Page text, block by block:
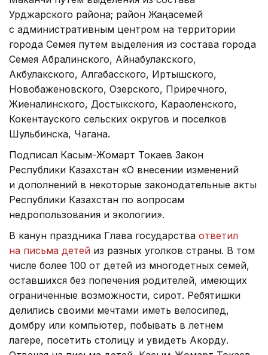
Урджарского района; район Жаңасемей
с административным центром на территории
города Семея путем выделения из состава города
Семея Абралинского, Айнабулакского,
Акбулакского, Алгабасского, Иртышского,
Новобаженовского, Озерского, Приречного,
Жиеналинского, Достыкского, Караоленского,
Кокентауского сельских округов и поселков
Шульбинска, Чагана.
Подписал Касым-Жомарт Токаев Закон
Республики Казахстан «О внесении изменений
и дополнений в некоторые законодательные акты
Республики Казахстан по вопросам
недропользования и экологии».
В канун праздника Глава государства ответил
на письма детей из разных уголков страны. В том
числе более 100 от детей из многодетных семей,
оставшихся без попечения родителей, имеющих
ограниченные возможности, сирот. Ребятишки
делились своими мечтами иметь велосипед,
домбру или компьютер, побывать в летнем
лагере, посетить столицу и увидеть Акорду.